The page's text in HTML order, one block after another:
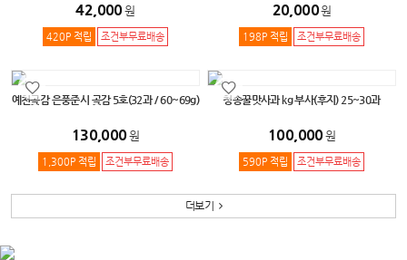
42,000원
420P 적립 조건부무료배송
20,000원
198P 적립 조건부무료배송
예천곶감 은풍준시 곶감 5호(32과 / 60~69g)
130,000원
1,300P 적립 조건부무료배송
청송꿀맛사과 kg 부사(후지) 25~30과
100,000원
590P 적립 조건부무료배송
더보기